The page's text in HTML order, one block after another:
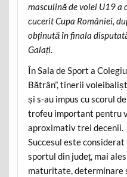
masculină de volei U19 a
cucerit Cupa României,
obținută în finala
Galați.
În Sala de Sport a
Bătrân”, tinerii
și s-au impus cu scorul
trofeu important pentru
aproximativ trei decenii.
Succesul este
sportul din județ, mai
maturitate, determinare